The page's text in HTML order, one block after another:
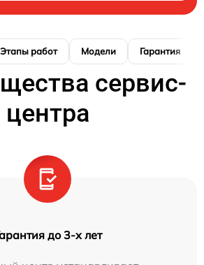
Этапы работ Модели Гарантия
сервис-
центра
до 3-х лет